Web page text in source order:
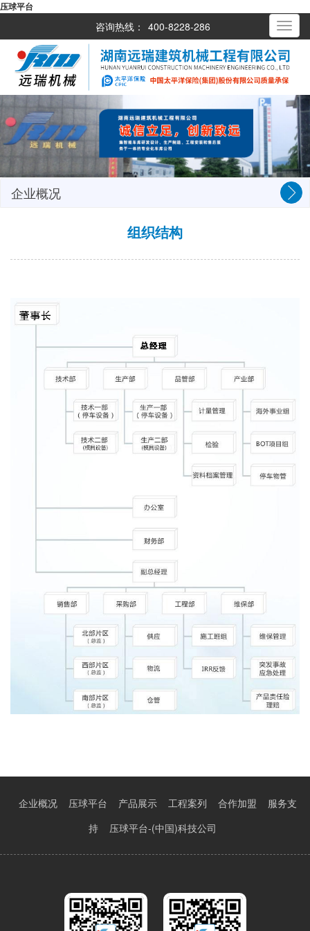
压球平台
咨询热线： 400-8228-286
企业概况
组织结构
企业概况 压球平台 产品展示 工程案列 合作加盟
服务支
持
压球平台-(中国)科技公司
Toggle